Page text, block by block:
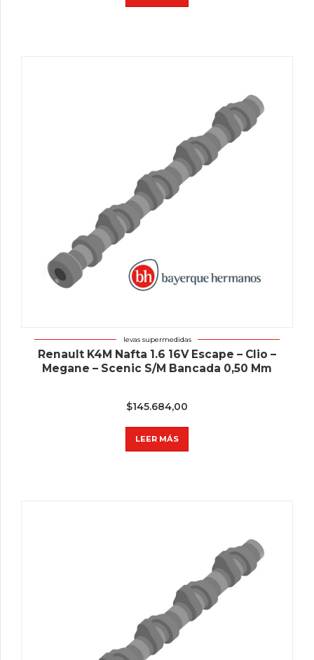
levas supermedidas
Renault K4M Nafta 1.6 16V Escape – Clio –
Megane – Scenic S/M Bancada 0,50 Mm
$145.684,00
LEER MÁS